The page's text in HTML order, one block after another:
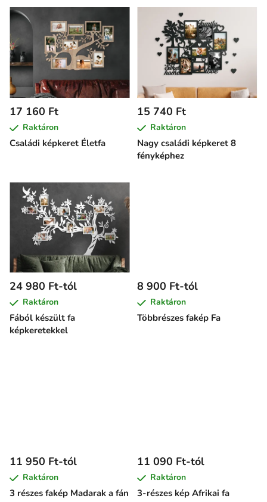
T
e
r
m
é
k
e
k
l
t
Családi képkeret Életfa
17 160 Ft
Raktáron
Nagy családi képkeret 8
fényképhez
15 740 Ft
Raktáron
Fából készült fa
képkeretekkel
24 980 Ft-tól
Raktáron
Többrészes fakép Fa
8 900 Ft-tól
Raktáron
3 részes fakép Madarak a fán
11 950 Ft-tól
Raktáron
3-részes kép Afrikai fa
11 090 Ft-tól
Raktáron